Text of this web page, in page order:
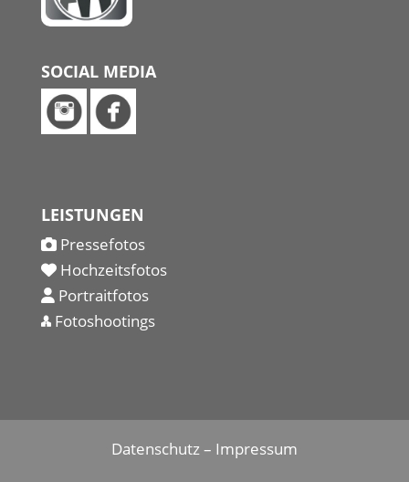
SOCIAL MEDIA
LEISTUNGEN
Pressefotos
Hochzeitsfotos
Portraitfotos
Fotoshootings
Datenschutz– Impressum